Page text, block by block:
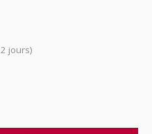
jours)